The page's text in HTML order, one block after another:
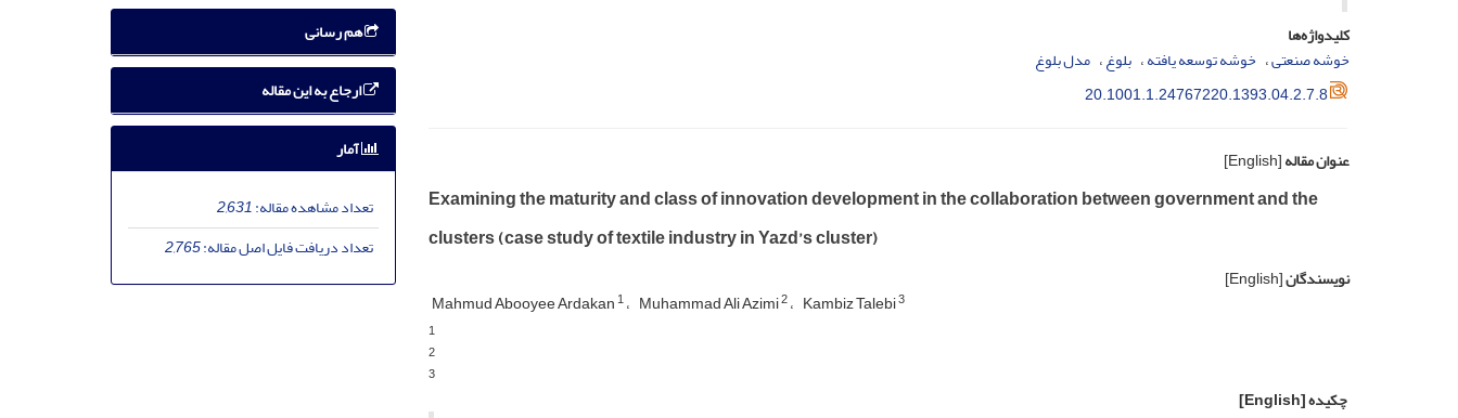
کلیدواژه‌ها
خوشه صنعتی خوشه توسعه یافته بلوغ مدل بلوغ
20.1001.1.24767220.1393.04.2.7.8
عنوان مقاله[English]
Examining the maturity and class of innovation development in the collaboration between government and the
clusters (case study of textile industry in Yazd’s cluster)
نویسندگان[English]
Mahmud Abooyee Ardakan1 Muhammad Ali Azimi2 Kambiz Talebi3
1
2
3
چکیده[English]
هم رسانی
ارجاع به این مقاله
آمار
تعداد مشاهده مقاله:2,631
تعداد دریافت فایل اصل مقاله:2,765